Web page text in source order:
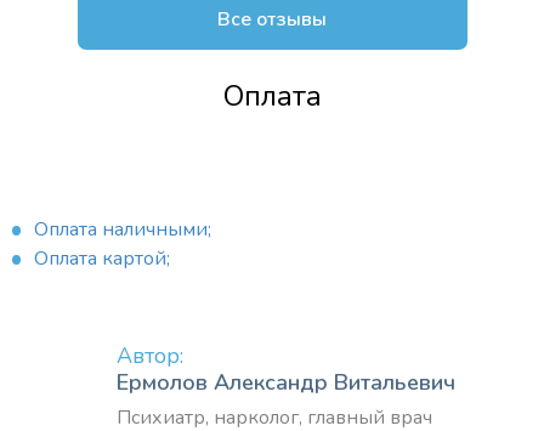
Автор:
Ермолов Александр Витальевич
Психиатр, нарколог, главный врач
Все отзывы
Оплата
Оплата наличными;
Оплата картой;